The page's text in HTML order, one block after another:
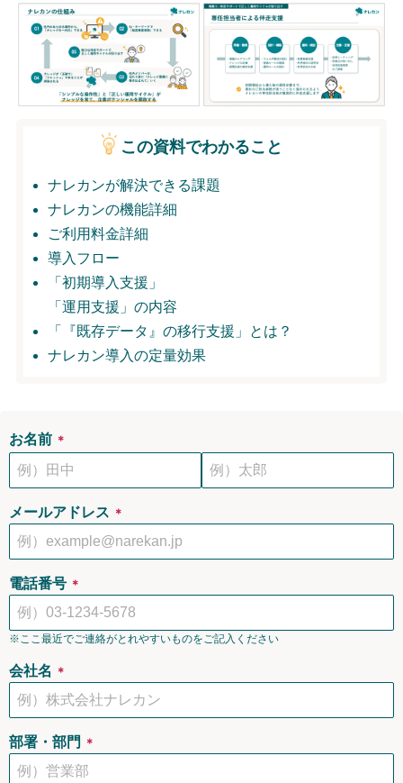
無料トライアル
ログイン
この資料でわかること
ナレカンが解決できる課題
ナレカンの機能詳細
ご利用料金詳細
導入フロー
「初期導入支援」
「運用支援」の内容
「『既存データ』の移行支援」とは？
ナレカン導入の定量効果
お名前 ＊
メールアドレス ＊
電話番号 ＊
※ここ最近でご連絡がとれやすいものをご記入ください
会社名 ＊
部署・部門 ＊